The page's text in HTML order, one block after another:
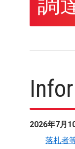
2026年7月
落札者